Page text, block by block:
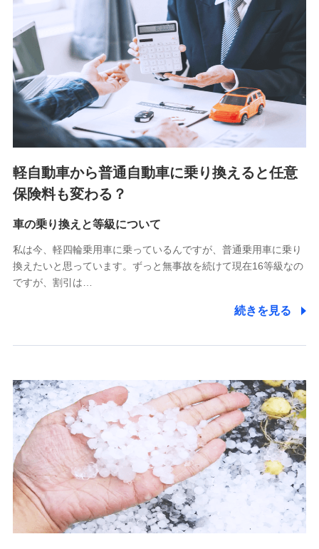
■少額短期保険
株式会社アシロ少額短期保険 (https://kailash.co.jp/)
SBIいきいき少額短期保険会社 (https://www.i-
sedai.com/)
SBIペット少額短期保険株式会社 (https://www.sbipet-
ssi.co.jp/)
SBIリスタ少額短期保険会社
(https://www.jishin.co.jp/)
スマートプラス少額短期保険株式会社
チューリッヒ少額短期保険株式会社
(https://www.zurichssi.co.jp/)
(https://www.tokiomarine-x.co.jp/)
(https://pshoken.co.jp/)
リトルファミリー少額短期保険株式会社
(https://www.littlefamily-ssi.com/)
郵便、電話、およびＥメール等により、当社と取引のあるも
た維持管理等の委託業務遂行のため、またそれらに付帯、関
連する当社および提携会社のサービスを案内、提供するため
（なお、当社は複数の保険会社と取引があり、取得した個人
情報を取引のある他の保険会社の商品・サービスをご提案す
るために利用させていただくことがあります。）
上記に係る連絡・手続き・管理等付帯業務を行うため
3.セミナー募集サイトから取得した個人情報
各種セミナーの案内、開催のため
上記に係る連絡・手続き・管理等付帯業務を行うため
軽自動車から普通自動車に乗り換えると任意
保険料も変わる？
車の乗り換えと等級について
私は今、軽四輪乗用車に乗っているんですが、普通乗用車に乗り
換えたいと思っています。ずっと無事故を続けて現在16等級なの
ですが、割引は…
続きを見る